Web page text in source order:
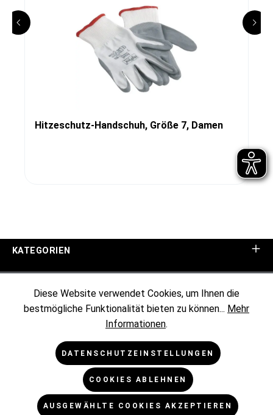
Hitzeschutz-Handschuh, Größe 7, Damen
KATEGORIEN
KUNDENINFORMATIONEN
RECHTLICHES
Diese Website verwendet Cookies, um Ihnen die
bestmögliche Funktionalität bieten zu können... Mehr
Informationen.
DATENSCHUTZEINSTELLUNGEN
COOKIES ABLEHNEN
AUSGEWÄHLTE COOKIES AKZEPTIEREN